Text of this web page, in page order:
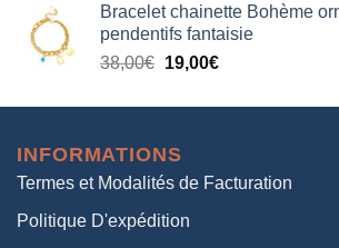
initial
était :
38,00€.
actuel
est :
19,00€.
Bracelet chainette Bohème
pendentifs fantaisie
38,00€ Le
initial
38,00€.
19,00€Le
actuel
INFORMATIONS
Termes et Modalités de Facturation
Politique D'expédition